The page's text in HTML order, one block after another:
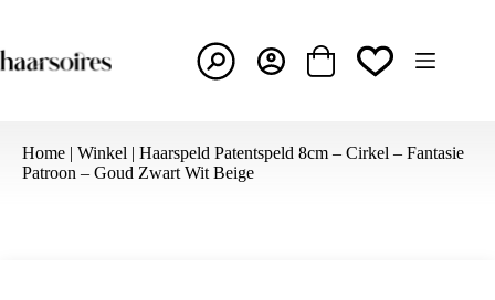
de
inhoud
Winkelwagen
Home | Winkel | Haarspeld Patentspeld 8cm – Cirkel – Fantasie
Patroon – Goud Zwart Wit Beige